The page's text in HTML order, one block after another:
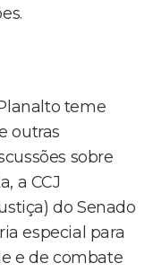
teme
outras
sobre
a CCJ
do Senado
especial para
e de combate